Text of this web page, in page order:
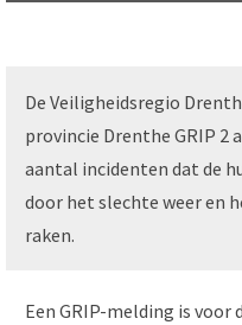
De Veiligheidsregio
provincie Drenthe GRIP
aantal incidenten dat de
door het slechte weer en
raken.
Een GRIP-melding is voor